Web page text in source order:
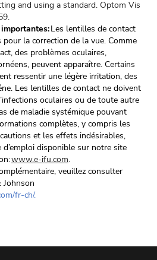
and using a standard. Optom Vis
Les lentilles de contact
pour la correction de la vue. Comme
des problèmes oculaires,
peuvent apparaître. Certains
ressentir une légère irritation, des
Les lentilles de contact ne doivent
oculaires ou de toute autre
de maladie systémique pouvant
complètes, y compris les
et les effets indésirables,
disponible sur notre site
www.e-ifu.com.
veuillez consulter
Johnson
fr-ch/.